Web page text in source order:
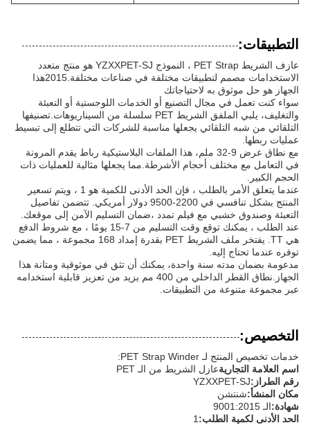
التطبيقات:
عازف الشريط PET Strap ، النموذج YZXXPET-SJ هو منتج متعدد
الاستخدامات مصمم لتطبيقات مختلفة في صناعات مختلفة.2015هذا
الجهاز هو حل موثوق به لاحتياجاتك
سواء كنت تعمل في مجال التصنيع أو الخدمات اللوجستية أو التعبئة
والتغليف، يلبي الملفق الشريط PET سلسلة من السيناريوهات.تصنيفها
التلقائي من شبه التلقائي يجعلها مناسبة للشركات التي تتطلع إلى تبسيط
عمليات ربطها.
مع نطاق عرض 9-32 ملم، هذا الملفات البلاستيكية رباط يقدم المرونة
في التعامل مع مختلف أحجام الأشرطة.مما يجعلها مثالية للعمليات ذات
الحجم الكبير.
عندما يتعلق الأمر بالطلب ، فإن الحد الأدنى للكمية هو 1 ، ويتم تسعير
المنتج بشكل تنافسي في 2200-9500 دولار أمريكي. تتضمن تفاصيل
التعبئة وصندوق خشبي مع فيلم تمدد ،ضمان التسليم الآمن إلى موقعك.
عند الطلب ، يمكنك توقع وقت التسليم من 7-15 يومًا ، مع شروط الدفع
هي TT. يفتخر ملف الشريط PET بقدرة إمداد 168 مجموعة ، مما يضمن
توفره عندما تحتاج إليه.
مدعومة بضمان مدته سنة واحدة، يمكنك أن تثق في موثوقية ومتانة هذا
الجهاز.نطاق القطر الداخلي من 400 مم يزيد من تعزيز قابلية استخدامه
عبر مجموعة متنوعة من التطبيقات.
التخصيص:
خدمات تخصيص المنتج لـ PET Strap Winder:
اسم العلامة التجاريةعازل الشريط من الـ PET
رقم الطراز:YZXXPET-SJ
مكان المنشأ:شنتشن
شهادة:الـ 9001:2015
الحد الأدنى لكمية الطلب: 1